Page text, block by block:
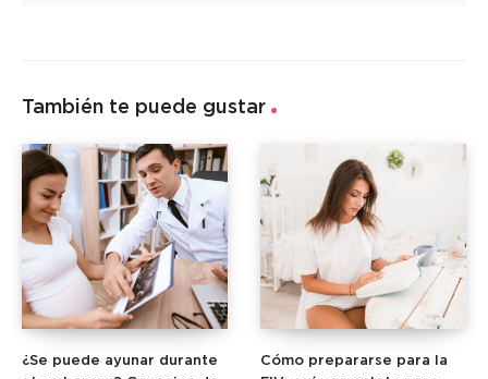
También te puede gustar
¿Se puede ayunar durante
Cómo prepararse para la